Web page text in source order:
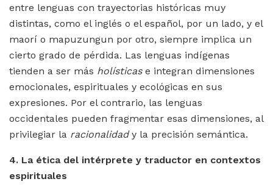
entre lenguas con trayectorias históricas muy
distintas, como el inglés o el español, por un lado, y el
maorí o mapuzungun por otro, siempre implica un
cierto grado de pérdida. Las lenguas indígenas
tienden a ser más holísticase integran dimensiones
emocionales, espirituales y ecológicas en sus
expresiones. Por el contrario, las lenguas
occidentales pueden fragmentar esas dimensiones, al
privilegiar la racionalidady la precisión semántica.
4. La ética del intérprete y traductor en contextos
espirituales